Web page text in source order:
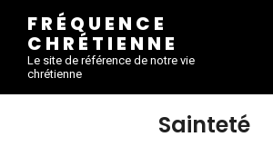
FRÉQUENCE
CHRÉTIENNE
Le site de référence de notre vie
chrétienne
Sainteté